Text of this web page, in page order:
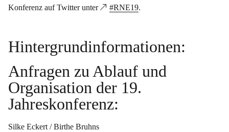
Konferenz auf Twitter unter
#RNE19.
Hintergrundinformationen:
Anfragen zu Ablauf und
Organisation der 19.
Jahreskonferenz:
Silke Eckert / Birthe Bruhns